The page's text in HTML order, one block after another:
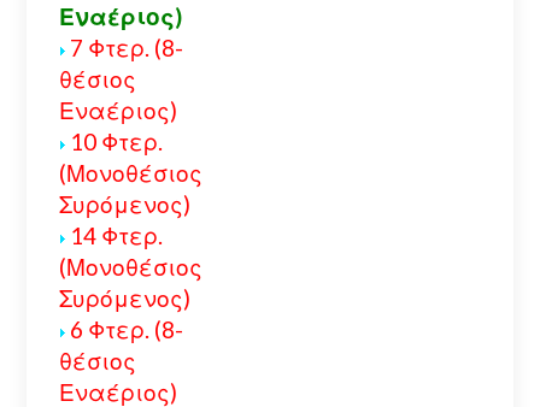
Εναέριος)
7 Φτερ. (8-
θέσιος
Εναέριος)
10 Φτερ.
(Μονοθέσιος
Συρόμενος)
14 Φτερ.
(Μονοθέσιος
Συρόμενος)
6 Φτερ. (8-
θέσιος
Εναέριος)